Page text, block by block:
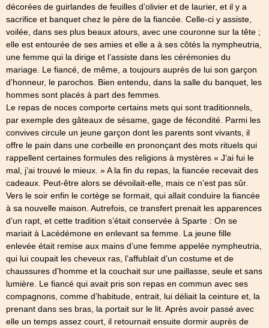
décorées de guirlandes de feuilles d’olivier et de laurier, et il y a
sacrifice et banquet chez le père de la fiancée. Celle-ci y assiste,
voilée, dans ses plus beaux atours, avec une couronne sur la tête ;
elle est entourée de ses amies et elle a à ses côtés la nympheutria,
une femme qui la dirige et l’assiste dans les cérémonies du
mariage. Le fiancé, de même, a toujours auprès de lui son garçon
d’honneur, le parochos. Bien entendu, dans la salle du banquet, les
hommes sont placés à part des femmes.
Le repas de noces comporte certains mets qui sont traditionnels,
par exemple des gâteaux de sésame, gage de fécondité. Parmi les
convives circule un jeune garçon dont les parents sont vivants, il
offre le pain dans une corbeille en prononçant des mots rituels qui
rappellent certaines formules des religions à mystères « J’ai fui le
mal, j’ai trouvé le mieux. » A la fin du repas, la fiancée recevait des
cadeaux. Peut-être alors se dévoilait-elle, mais ce n’est pas sûr.
Vers le soir enfin le cortège se formait, qui allait conduire la fiancée
à sa nouvelle maison. Autrefois, ce transfert prenait les apparences
d’un rapt, et cette tradition s’était conservée à Sparte : On se
mariait à Lacédémone en enlevant sa femme. La jeune fille
enlevée était remise aux mains d’une femme appelée nympheutria,
qui lui coupait les cheveux ras, l’affublait d’un costume et de
chaussures d’homme et la couchait sur une paillasse, seule et sans
lumière. Le fiancé qui avait pris son repas en commun avec ses
compagnons, comme d’habitude, entrait, lui déliait la ceinture et, la
prenant dans ses bras, la portait sur le lit. Après avoir passé avec
elle un temps assez court, il retournait ensuite dormir auprès de